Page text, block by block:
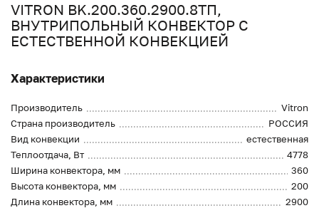
VITRON BK.200.360.2900.8ТП,
ВНУТРИПОЛЬНЫЙ КОНВЕКТОР С
ЕСТЕСТВЕННОЙ КОНВЕКЦИЕЙ
Характеристики
Производитель
Vitron
Страна производитель
РОССИЯ
Вид конвекции
естественная
Теплоотдача, Вт
4778
Ширина конвектора, мм
360
Высота конвектора, мм
200
Длина конвектора, мм
2900